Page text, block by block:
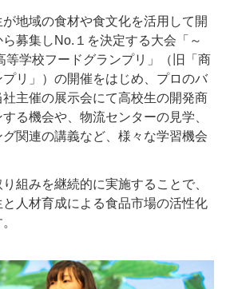
地域の食材や食文化を活用して開
募集しNo.１を決定する大会「～
等学校フードグランプリ」（旧「商
リ」）の開催をはじめ、プロのバ
主催の展示会にて高校生の開発商
る機会や、物流センターの見学、
関連の講義など、様々な学習機会
組みを継続的に実施することで、
人材育成による食品市場の活性化